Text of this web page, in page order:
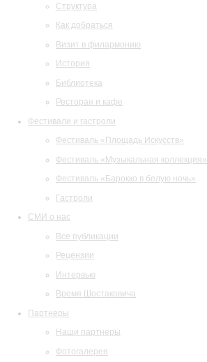
Структура
Как добраться
Визит в филармонию
История
Библиотека
Ресторан и кафе
Фестивали и гастроли
Фестиваль «Площадь Искусств»
Фестиваль «Музыкальная коллекция»
Фестиваль «Барокко в белую ночь»
Гастроли
СМИ о нас
Все публикации
Рецензии
Интервью
Время Шостаковича
Партнеры
Наши партнеры
Фотогалерея